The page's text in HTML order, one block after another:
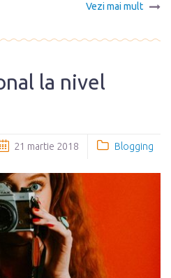
Vezi mai mult
la nivel
21 martie 2018 Blogging